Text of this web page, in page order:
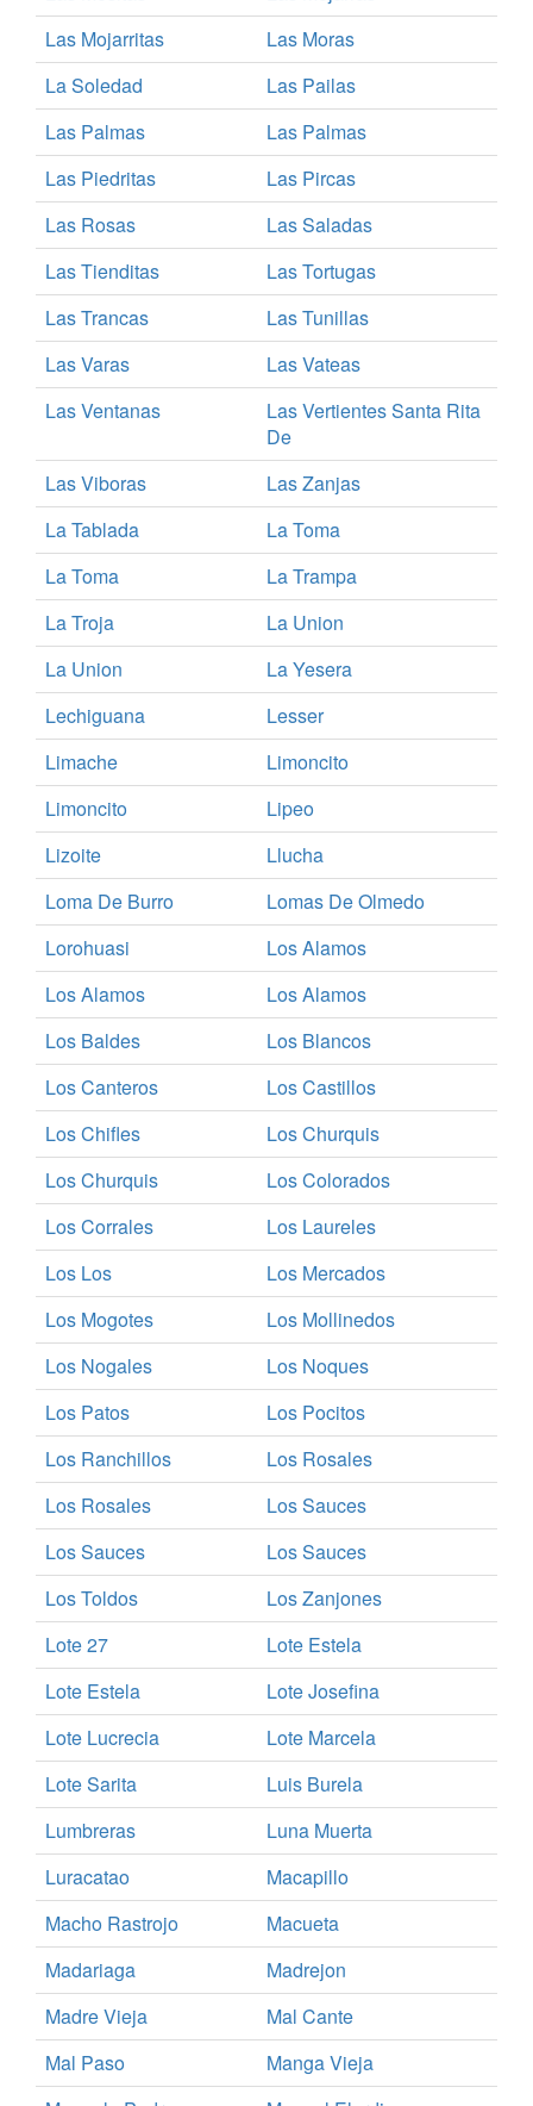
Las Mojarritas
Las Moras
La Soledad
Las Pailas
Las Palmas
Las Palmas
Las Piedritas
Las Pircas
Las Rosas
Las Saladas
Las Tienditas
Las Tortugas
Las Trancas
Las Tunillas
Las Varas
Las Vateas
Las Ventanas
Las Vertientes Santa Rita
De
Las Viboras
Las Zanjas
La Tablada
La Toma
La Toma
La Trampa
La Troja
La Union
La Union
La Yesera
Lechiguana
Lesser
Limache
Limoncito
Limoncito
Lipeo
Lizoite
Llucha
Loma De Burro
Lomas De Olmedo
Lorohuasi
Los Alamos
Los Alamos
Los Alamos
Los Baldes
Los Blancos
Los Canteros
Los Castillos
Los Chifles
Los Churquis
Los Churquis
Los Colorados
Los Corrales
Los Laureles
Los Los
Los Mercados
Los Mogotes
Los Mollinedos
Los Nogales
Los Noques
Los Patos
Los Pocitos
Los Ranchillos
Los Rosales
Los Rosales
Los Sauces
Los Sauces
Los Sauces
Los Toldos
Los Zanjones
Lote 27
Lote Estela
Lote Estela
Lote Josefina
Lote Lucrecia
Lote Marcela
Lote Sarita
Luis Burela
Lumbreras
Luna Muerta
Luracatao
Macapillo
Macho Rastrojo
Macueta
Madariaga
Madrejon
Madre Vieja
Mal Cante
Mal Paso
Manga Vieja